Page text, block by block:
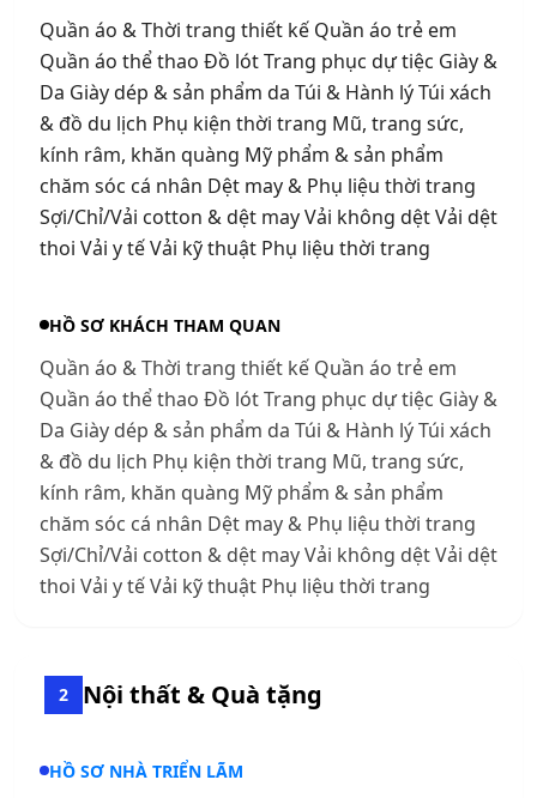
Quần áo & Thời trang thiết kế Quần áo trẻ em
Quần áo thể thao Đồ lót Trang phục dự tiệc Giày &
Da Giày dép & sản phẩm da Túi & Hành lý Túi xách
& đồ du lịch Phụ kiện thời trang Mũ, trang sức,
kính râm, khăn quàng Mỹ phẩm & sản phẩm
chăm sóc cá nhân Dệt may & Phụ liệu thời trang
Sợi/Chỉ/Vải cotton & dệt may Vải không dệt Vải dệt
thoi Vải y tế Vải kỹ thuật Phụ liệu thời trang
HỒ SƠ KHÁCH THAM QUAN
Quần áo & Thời trang thiết kế Quần áo trẻ em
Quần áo thể thao Đồ lót Trang phục dự tiệc Giày &
Da Giày dép & sản phẩm da Túi & Hành lý Túi xách
& đồ du lịch Phụ kiện thời trang Mũ, trang sức,
kính râm, khăn quàng Mỹ phẩm & sản phẩm
chăm sóc cá nhân Dệt may & Phụ liệu thời trang
Sợi/Chỉ/Vải cotton & dệt may Vải không dệt Vải dệt
thoi Vải y tế Vải kỹ thuật Phụ liệu thời trang
2 Nội thất & Quà tặng
HỒ SƠ NHÀ TRIỂN LÃM